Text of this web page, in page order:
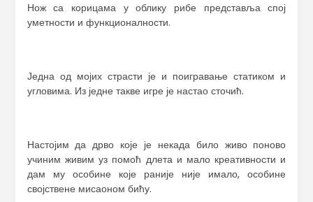
Нож са корицама у облику рибе представља спој
уметности и функционалности.
Једна од мојих страсти је и поигравање статиком и
угловима. Из једне такве игре је настао сточић.
Настојим да дрво које је некада било живо поново
учиним живим уз помоћ длета и мало креативности и
дам му особине које раније није имало, особине
својствене мисаоном бићу.